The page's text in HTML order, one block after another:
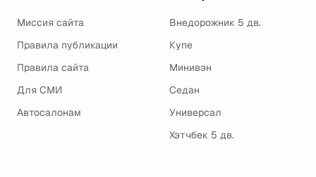
Миссия сайта
Правила публикации
Правила сайта
Для СМИ
Автосалонам
Внедорожник 5 дв.
Купе
Минивэн
Седан
Универсал
Хэтчбек 5 дв.